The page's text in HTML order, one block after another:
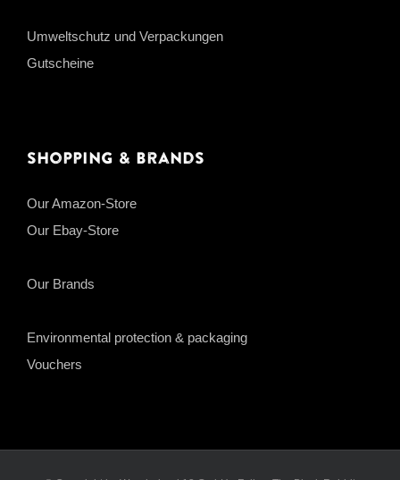
Umweltschutz und Verpackungen
Gutscheine
Shopping & Brands
Our Amazon-Store
Our Ebay-Store
Our Brands
Environmental protection & packaging
Vouchers